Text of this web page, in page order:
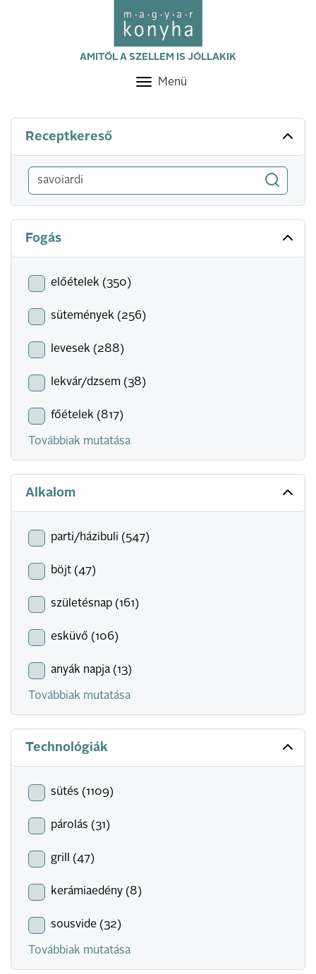
AMITŐL A SZELLEM IS JÓLLAKIK
Toggle
Menü
Receptkereső
Fogás
előételek (350)
sütemények (256)
levesek (288)
lekvár/dzsem (38)
főételek (817)
Továbbiak mutatása
Alkalom
parti/házibuli (547)
böjt (47)
születésnap (161)
esküvő (106)
anyák napja (13)
Továbbiak mutatása
Technológiák
sütés (1109)
párolás (31)
grill (47)
kerámiaedény (8)
sousvide (32)
Továbbiak mutatása